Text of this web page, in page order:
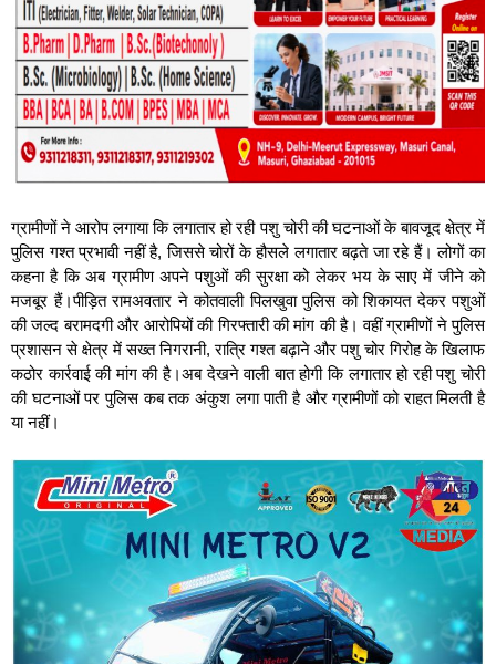
ग्रामीणों ने आरोप लगाया कि लगातार हो रही पशु चोरी की घटनाओं के बावजूद क्षेत्र में
पुलिस गश्त प्रभावी नहीं है, जिससे चोरों के हौसले लगातार बढ़ते जा रहे हैं। लोगों का
कहना है कि अब ग्रामीण अपने पशुओं की सुरक्षा को लेकर भय के साए में जीने को
मजबूर हैं।पीड़ित रामअवतार ने कोतवाली पिलखुवा पुलिस को शिकायत देकर पशुओं
की जल्द बरामदगी और आरोपियों की गिरफ्तारी की मांग की है। वहीं ग्रामीणों ने पुलिस
प्रशासन से क्षेत्र में सख्त निगरानी, रात्रि गश्त बढ़ाने और पशु चोर गिरोह के खिलाफ
कठोर कार्रवाई की मांग की है।अब देखने वाली बात होगी कि लगातार हो रही पशु चोरी
की घटनाओं पर पुलिस कब तक अंकुश लगा पाती है और ग्रामीणों को राहत मिलती है
या नहीं।